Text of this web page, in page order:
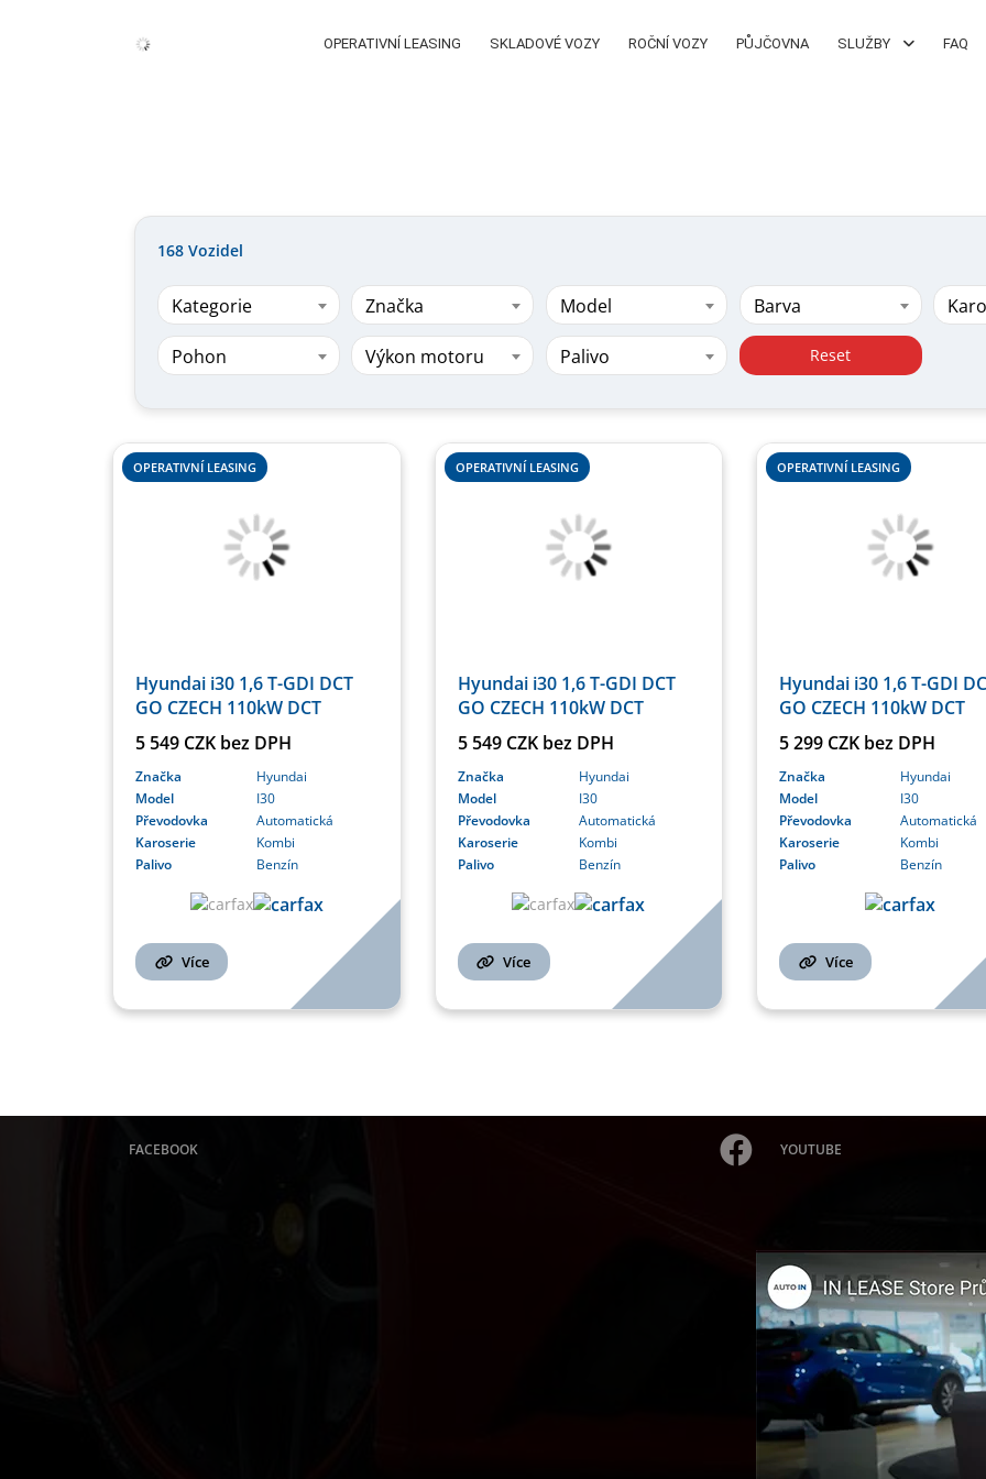
OPERATIVNÍ LEASING SKLADOVÉ VOZY ROČNÍ VOZY PŮJČOVNA SLUŽBY FAQ
168 Vozidel
Kategorie Značka Model Barva
Pohon Výkon motoru Palivo Reset
OPERATIVNÍ LEASING
Hyundai i30 1,6 T-GDI DCT
GO CZECH 110kW DCT
5 549 CZK bez DPH
Značka
Hyundai
Model
I30
Převodovka
Automatická
Karoserie
Kombi
Palivo
Benzín
Více
OPERATIVNÍ LEASING
Hyundai i30 1,6 T-GDI DCT
GO CZECH 110kW DCT
5 549 CZK bez DPH
Značka
Hyundai
Model
I30
Převodovka
Automatická
Karoserie
Kombi
Palivo
Benzín
Více
OPERATIVNÍ LEASING
Hyundai i30 1,6 T-GDI
GO CZECH 110kW DCT
5 299 CZK bez DPH
Značka
Hyundai
Model
I30
Převodovka
Automatická
Karoserie
Kombi
Palivo
Benzín
Více
FACEBOOK YOUTUBE